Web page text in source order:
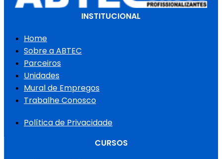
INSTITUCIONAL
Home
Sobre a ABTEC
Parceiros
Unidades
Mural de Empregos
Trabalhe Conosco
Política de Privacidade
CURSOS